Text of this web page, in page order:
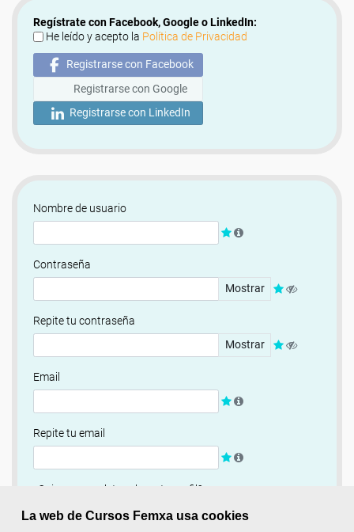
La web de Cursos Femxa usa cookies
Regístrate con Facebook, Google o LinkedIn:
He leído y acepto la Política de Privacidad
Registrarse con Facebook
Registrarse con Google
Registrarse con LinkedIn
Nombre de usuario
Contraseña
Mostrar
Repite tu contraseña
Mostrar
Email
Repite tu email
¿Quieres completar ahora tu perfil?
Si
No, completaré mi perfil más adelante